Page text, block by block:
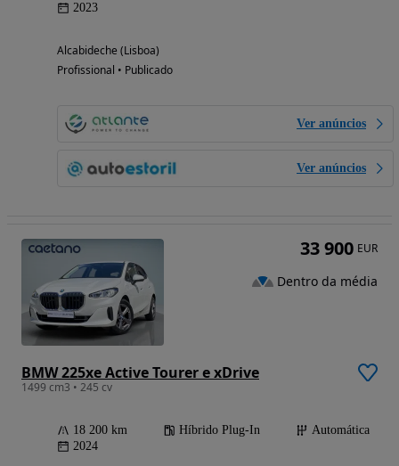
2023
Alcabideche (Lisboa)
Profissional • Publicado
Ver anúncios
Ver anúncios
BMW 225xe Active Tourer e xDrive
1499 cm3 • 245 cv
18 200 km Híbrido Plug-In
Automática
2024
33 900 EUR
Dentro da média